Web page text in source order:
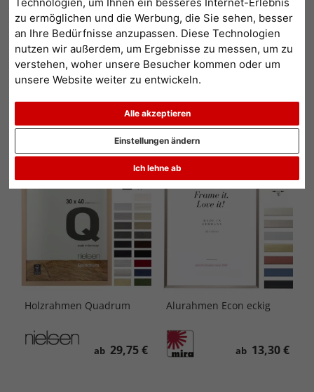
Technologien, um Ihnen ein besseres Internet-Erlebnis
zu ermöglichen und die Werbung, die Sie sehen, besser
an Ihre Bedürfnisse anzupassen. Diese Technologien
nutzen wir außerdem, um Ergebnisse zu messen, um zu
verstehen, woher unsere Besucher kommen oder um
unsere Website weiter zu entwickeln.
Alle akzeptieren
Ich lehne ab
Einstellungen ändern
geben Ihnen hier einen Überblick über alle Formate in unserem
Shop- Sie müssen nur auf den entsprechende Link klicken. Einfach
weiterlesen...
122 >
Beliebtheit Preis aufsteigend Preis absteigend
Holzrahmen Quadrum
ab 29,75 €
Topseller
Alurahmen Econ eckig
ab 13,30 €